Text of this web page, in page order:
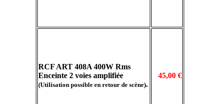
RCF ART 408A 400W Rms
Enceinte 2 voies amplifiée
(Utilisation possible en retour de scène).
45,00 €